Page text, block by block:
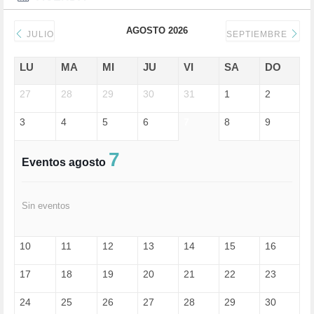
DERECHOS SOCIALES (739)
DONALD TRUMP (81)
EDGAR MORIN (1)
EMIGRACIÓN (4)
ESPECULACIÓN (2)
FELICIDAD (1)
FRANCISCO (5)
GUERRA (133)
HUMOR (1)
IA (1)
JULIO AGOSTO 2026 SEPTIEMBRE
LU MA MI JU VI SA DO
27 28 29 30 31 1 2
3 4 5 6 8 9
Eventos agosto 7
Sin eventos
10 11 12 13 14 15 16
17 18 19 20 21 22 23
24 25 26 27 28 29 30